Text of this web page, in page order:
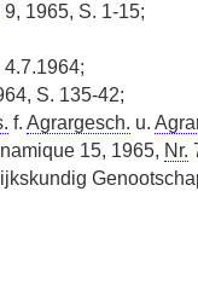
9, 1965, S. 1-15;
4.7.1964;
S. 135-42;
f. Agrargesch. u.
15, 1965, Nr.